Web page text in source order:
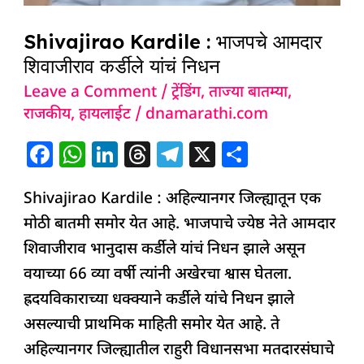
Shivajirao Kardile : भाजपचे आमदार
शिवाजीराव कर्डीले यांचं निधन
Leave a Comment /ट्रेंडिंग,ताज्या बातम्या,
राजकीय,हायलाईट/ dnamarathi.com
F
c
e
b
o
o
k
W
at
s
A
p
p
Li
k
e
dI
n
T
re
a
d
s
T
el
e
g
ra
m
X
h
ar
e
Shivajirao Kardile : अहिल्यानगर जिल्ह्यातून एक
मोठी बातमी समोर येत आहे. भाजपाचे ज्येष्ठ नेते आमदार
शिवाजीराव भानुदास कर्डीले यांचं निधन झाले असून
वयाच्या 66 व्या वर्षी त्यांनी अखेरचा श्वास घेतला.
ह्रदयविकाराच्या धक्क्याने कर्डीले यांचे निधन झाले
असल्याची प्राथमिक माहिती समोर येत आहे. ते
अहिल्यानगर जिल्ह्यातील राहुरी विधानसभा मतदारसंघाचे